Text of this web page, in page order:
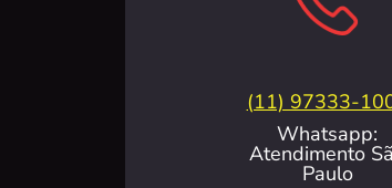
(11) 97333-
Whatsapp:
Atendimento
Paulo